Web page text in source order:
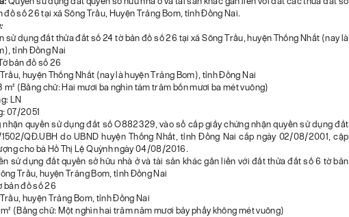
đồ số 26 tại xã Sông Trầu, Huyện Trảng Bom, tỉnh Đồng Nai.
sử dụng đất thửa đất số 24 tờ bản đồ số 26 tại xã Sông Trầu, huyện Thống Nhất (nay là
tỉnh Đồng Nai
bản đồ số 26
huyện Thống Nhất (nay là huyện Trảng Bom), tỉnh Đồng Nai
(Bằng chữ: Hai mươi ba nghìn tám trăm bốn mươi ba mét vuông)
LN
07/2051
nhận quyền sử dụng đất số O882329, vào sổ cấp giấy chứng nhận quyền sử dụng đất
QĐ.UBH do UBND huyện Thống Nhất, tỉnh Đồng Nai cấp ngày 02/08/2001, cập
cho bà Hồ Thị Lệ Quỳnh ngày 04/08/2016.
sử dụng đất quyền sở hữu nhà ở và tài sản khác gắn liền với đất thửa đất số 6 tờ bản
Trầu, huyện Trảng Bom, tỉnh Đồng Nai
bản đồ số 26
huyện Trảng Bom, tỉnh Đồng Nai
m² (Bằng chữ: Một nghìn hai trăm năm mươi bảy phẩy không mét vuông)